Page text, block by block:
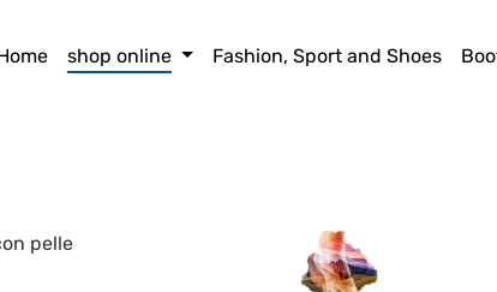
shop online Fashion, Sport and Shoes